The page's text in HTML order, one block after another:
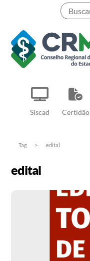
content
Siscad Certidão
Pesquisar
Tag > edital
edital